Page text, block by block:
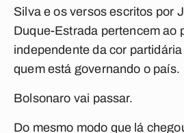
Silva e os versos escritos por
Duque-Estrada pertencem ao
independente da cor
quem está governando o país.
Bolsonaro vai passar.
Do mesmo modo que lá